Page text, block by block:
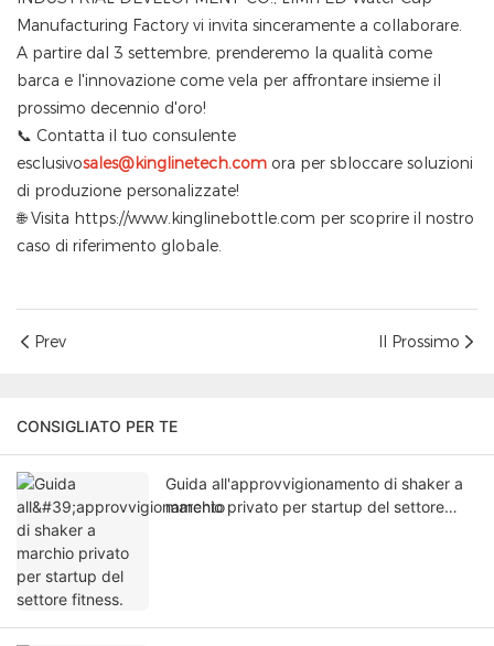
Manufacturing Factory vi invita sinceramente a collaborare.
A partire dal 3 settembre, prenderemo la qualità come
barca e l'innovazione come vela per affrontare insieme il
prossimo decennio d'oro!
📞 Contatta il tuo consulente
esclusivosales@kinglinetech.com ora per sbloccare soluzioni
di produzione personalizzate!
🌐 Visita https://www.kinglinebottle.com per scoprire il nostro
caso di riferimento globale.
Prev Il Prossimo
CONSIGLIATO PER TE
Guida all'approvvigionamento di shaker a
marchio privato per startup del settore